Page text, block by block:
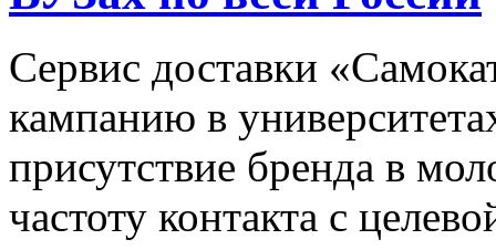
Сервис доставки
кампанию в
присутствие бренда в
частоту контакта с